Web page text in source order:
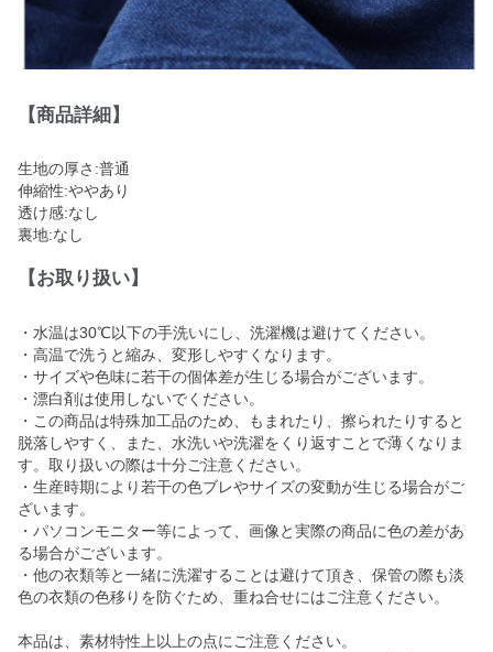
【商品詳細】
生地の厚さ:普通
伸縮性:ややあり
透け感:なし
裏地:なし
【お取り扱い】
・水温は30℃以下の手洗いにし、洗濯機は避けてください。
・高温で洗うと縮み、変形しやすくなります。
・サイズや色味に若干の個体差が生じる場合がございます。
・漂白剤は使用しないでください。
・この商品は特殊加工品のため、もまれたり、擦られたりすると
脱落しやすく、また、水洗いや洗濯をくり返すことで薄くなりま
す。取り扱いの際は十分ご注意ください。
・生産時期により若干の色ブレやサイズの変動が生じる場合がご
ざいます。
・パソコンモニター等によって、画像と実際の商品に色の差があ
る場合がございます。
・他の衣類等と一緒に洗濯することは避けて頂き、保管の際も淡
色の衣類の色移りを防ぐため、重ね合せにはご注意ください。
本品は、素材特性上以上の点にご注意ください。